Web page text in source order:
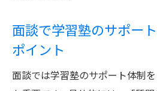
面談で学習塾のサポー
ポイント
面談では学習塾のサポート体制